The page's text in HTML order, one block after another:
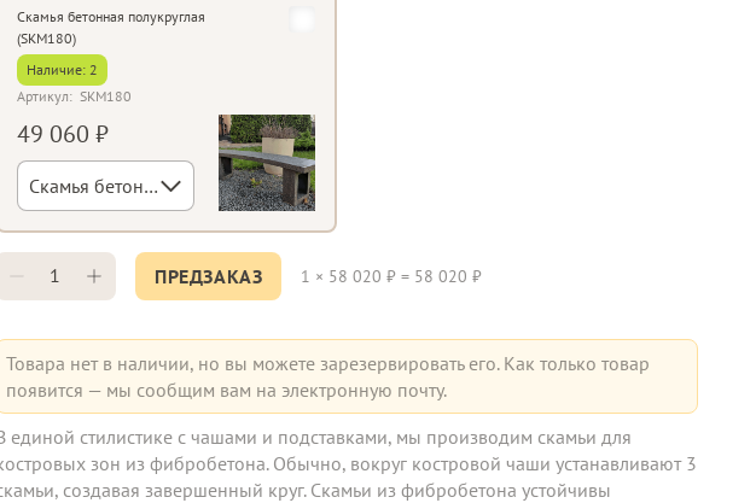
Скамья бетонная полукруглая
(SKM180)
Наличие: 2
Артикул: SKM180
49 060 ₽
Скамья бетонная полукруглая (SKM180)
ПРЕДЗАКАЗ 1 × 58 020 ₽ = 58 020 ₽
Товара нет в наличии, но вы можете зарезервировать его. Как только товар
появится — мы сообщим вам на электронную почту.
единой стилистике с чашами и подставками, мы производим скамьи для
зон из фибробетона. Обычно, вокруг костровой чаши устанавливают 3
создавая завершенный круг. Скамьи из фибробетона устойчивы